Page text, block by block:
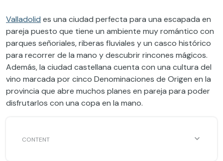
Valladolid es una ciudad perfecta para una escapada en
pareja puesto que tiene un ambiente muy romántico con
parques señoriales, riberas fluviales y un casco histórico
para recorrer de la mano y descubrir rincones mágicos.
Además, la ciudad castellana cuenta con una cultura del
vino marcada por cinco Denominaciones de Origen en la
provincia que abre muchos planes en pareja para poder
disfrutarlos con una copa en la mano.